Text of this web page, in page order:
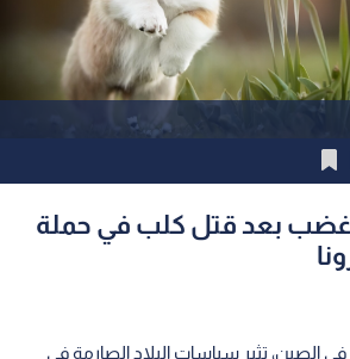
بعد قتل كلب في حملة
في الصين، تثير سياسات البلاد الصارمة في